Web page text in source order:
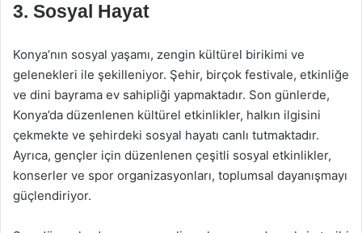
3. Sosyal Hayat
Konya’nın sosyal yaşamı, zengin kültürel birikimi ve
gelenekleri ile şekilleniyor. Şehir, birçok festivale, etkinliğe
ve dini bayrama ev sahipliği yapmaktadır. Son günlerde,
Konya’da düzenlenen kültürel etkinlikler, halkın ilgisini
çekmekte ve şehirdeki sosyal hayatı canlı tutmaktadır.
Ayrıca, gençler için düzenlenen çeşitli sosyal etkinlikler,
konserler ve spor organizasyonları, toplumsal dayanışmayı
güçlendiriyor.